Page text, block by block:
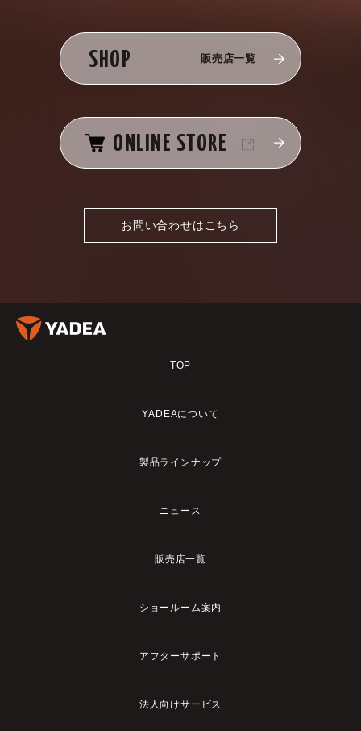
SHOP 販売店一覧
ONLINE STORE
お問い合わせはこちら
TOP
YADEAについて
製品ラインナップ
ニュース
販売店一覧
ショールーム案内
アフターサポート
法人向けサービス